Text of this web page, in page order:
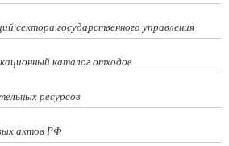
сектора государственного управления
каталог отходов
ресурсов
актов РФ